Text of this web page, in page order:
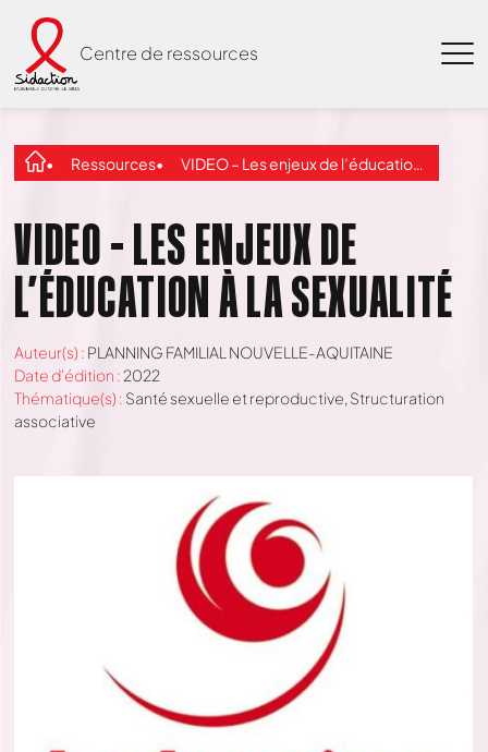
Centre de ressources
Ressources VIDEO – Les enjeux de l’éducation à la sexualité
VIDEO – LES ENJEUX DE
L’ÉDUCATION À LA SEXUALITÉ
Auteur(s) : PLANNING FAMILIAL NOUVELLE-AQUITAINE
Date d'édition : 2022
Thématique(s) : Santé sexuelle et reproductive, Structuration
associative